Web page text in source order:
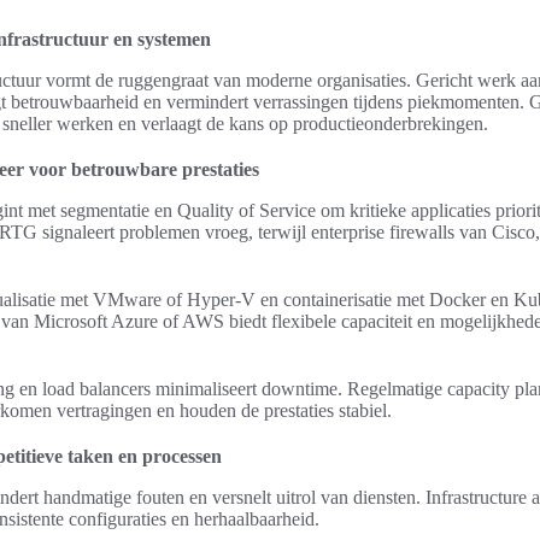
en systemen
vormt de ruggengraat van moderne organisaties. Gericht werk
betrouwbaarheid en vermindert verrassingen tijdens piekmomenten.
werken en verlaagt de kans op productieonderbrekingen.
voor betrouwbare prestaties
met segmentatie en Quality of Service om kritieke applicaties
signaleert problemen vroeg, terwijl enterprise firewalls van
met VMware of Hyper-V en containerisatie met Docker en
Microsoft Azure of AWS biedt flexibele capaciteit en
en load balancers minimaliseert downtime. Regelmatige capacity
vertragingen en houden de prestaties stabiel.
taken en processen
handmatige fouten en versnelt uitrol van diensten. Infrastructure
configuraties en herhaalbaarheid.